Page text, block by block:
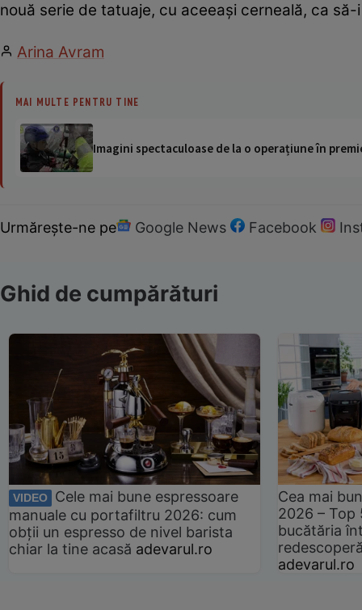
nouă serie de tatuaje, cu aceeaşi cerneală, ca
Arina Avram
MAI MULTE PENTRU TINE
Imagini spectaculoase de la o operațiune în
Urmărește-ne pe Google News Facebook
Ghid de cumpărături
VIDEO
Cele mai bune espressoare
manuale cu portafiltru 2026: cum
obții un espresso de nivel barista
chiar la tine acasă adevarul.ro
Cea mai
2026 –
bucătăria
adevarul.ro